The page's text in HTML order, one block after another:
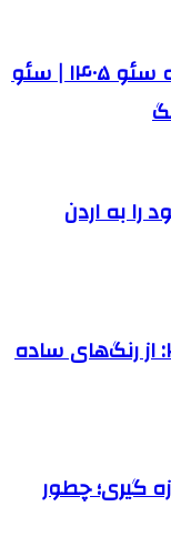
🔍 خدمات سئو حرفه‌ای + تعرفه سئو ۱۴۰۵ | سئو
را به اردن
انتخاب کاغذ دیواری در سال ۲۰۲۶: از رنگ‌های ساده
گیری؛ چطور